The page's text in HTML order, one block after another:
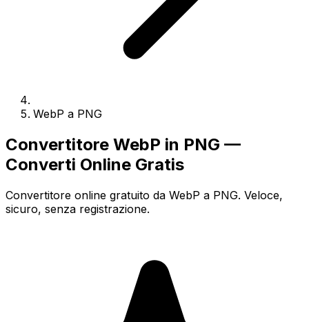
WebP a PNG
Convertitore WebP in PNG —
Converti Online Gratis
Convertitore online gratuito da WebP a PNG. Veloce,
sicuro, senza registrazione.